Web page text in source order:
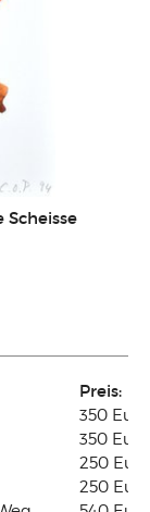
Scheisse
Preis:
350 Euro
350 Euro
250 Euro
250 Euro